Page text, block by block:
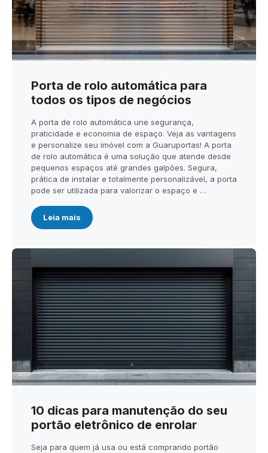
Porta de rolo automática para
todos os tipos de negócios
A porta de rolo automática une segurança,
praticidade e economia de espaço. Veja as vantagens
e personalize seu imóvel com a Guaruportas! A porta
de rolo automática é uma solução que atende desde
pequenos espaços até grandes galpões. Segura,
prática de instalar e totalmente personalizável, a porta
pode ser utilizada para valorizar o espaço e …
Leia mais
10 dicas para manutenção do seu
portão eletrônico de enrolar
Seja para quem já usa ou está comprando portão